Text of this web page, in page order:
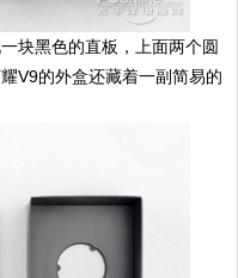
块黑色的直板，上面两个圆
V9的外盒还藏着一副简易的